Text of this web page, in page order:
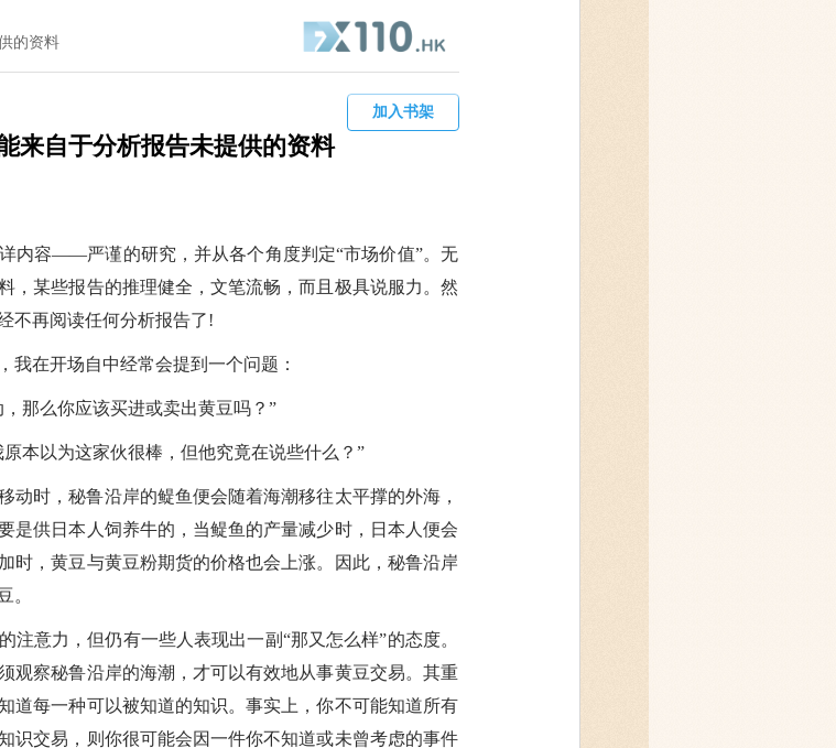
的资料
来自于分析报告未提供的资料
内容——严谨的研究，并从各个角度判定“市场价值”。无
，某些报告的推理健全，文笔流畅，而且极具说服力。然
不再阅读任何分析报告了!
我在开场自中经常会提到一个问题：
那么你应该买进或卖出黄豆吗？”
本以为这家伙很棒，但他究竟在说些什么？”
动时，秘鲁沿岸的鳀鱼便会随着海潮移往太平撑的外海，
是供日本人饲养牛的，当鳀鱼的产量减少时，日本人便会
时，黄豆与黄豆粉期货的价格也会上涨。因此，秘鲁沿岸
。
注意力，但仍有一些人表现出一副“那又怎么样”的态度。
观察秘鲁沿岸的海潮，才可以有效地从事黄豆交易。其重
道每一种可以被知道的知识。事实上，你不可能知道所有
识交易，则你很可能会因一件你不知道或未曾考虑的事件
加入书架